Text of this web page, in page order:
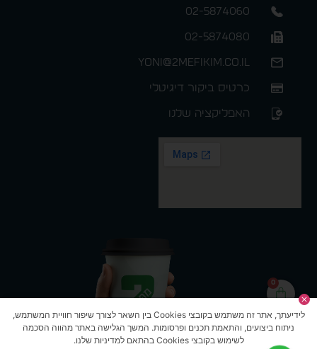
0
02-5874060
02-5874080
yoni@2mefikim.co.il
כרטיס ביקור דיגיטלי
האפליקציה שלנו
לידיעתך, אתר זה משתמש בקובצי Cookies בין השאר לצורך שיפור חוויית המשתמש,
ניתוח ביצועים, והתאמת תכנים ופרסומות. המשך הגלישה באתר מהווה הסכמה
לשימוש בקובצי Cookies בהתאם למדיניות שלנו.